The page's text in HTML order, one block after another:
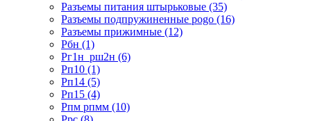
Разъемы питания штырьковые (35)
Разъемы подпружиненные pogo (16)
Разъемы прижимные (12)
Рбн (1)
Рг1н_рш2н (6)
Рп10 (1)
Рп14 (5)
Рп15 (4)
Рпм рпмм (10)